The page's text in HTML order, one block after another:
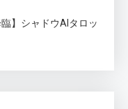
】シャドウAIタロッ